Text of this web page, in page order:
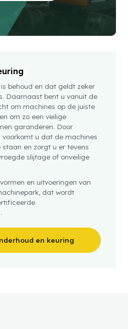
behoud en dat geldt zeker
Daarnaast bent u vanuit de
om machines op de juiste
om zo een veilige
garanderen. Door
voorkomt u dat de machines
en zorgt u er tevens
slijtage of onveilige
en uitvoeringen van
dat wordt
en keuring